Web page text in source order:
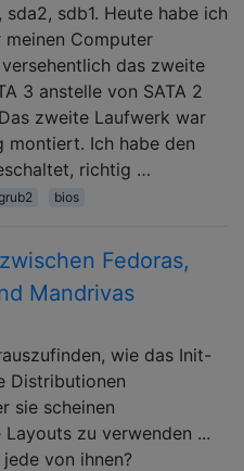
sda2, sdb1. Heute habe ich
meinen Computer
das zweite
3 anstelle von SATA 2
zweite Laufwerk war
montiert. Ich habe den
richtig …
bios
Fedoras,
Mandrivas
wie das Init-
Distributionen
sie scheinen
zu verwenden ...
von ihnen?